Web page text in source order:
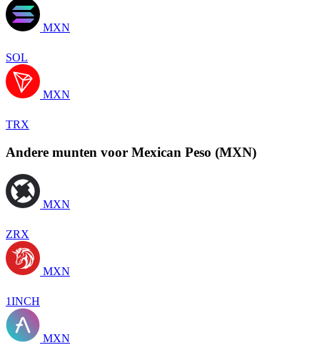
MXN
SOL
MXN
TRX
Andere munten voor Mexican Peso (MXN)
MXN
ZRX
MXN
1INCH
MXN